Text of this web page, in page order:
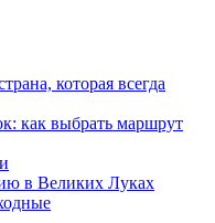
которая всегда
как выбрать маршрут
в Великих Луках